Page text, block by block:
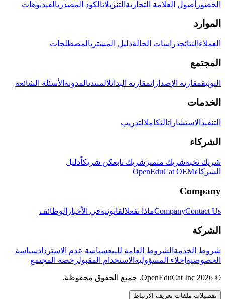
الحضور أصول العلامة التجارية التنزيلاتالكود المصدريالفيديوهات
الموارد
العملاء النتائجدراسات الحالةدليل المشتريالمصطلحات
المجتمع
التوثيقمقارنة الإصداراتمقارنة البدائلالمنتدىالمدونة الأسئلة الشائعة
الخدمات
التنفيذ الاستشاراتالتكاملالتدريب
الشركاء
شريك نخبةشريك متميز شريك تابعكن شريكاًدليل
الشركاءOpenEduCat OEM
Company
CompanyContact Us ماذا نفعلالقانونيةفي الأخبار الوظائف
الشركة
شروط الخدمة الشروط العامة للبيعسياسة عدم الاستردادسياسة
الخصوصية إخلاء المسؤولية الاستخدام المقبولرخصة المجتمع
© 2026 OpenEduCat Inc. جميع الحقوق محفوظة.
تفضيلات ملفات تعريف الارتباط